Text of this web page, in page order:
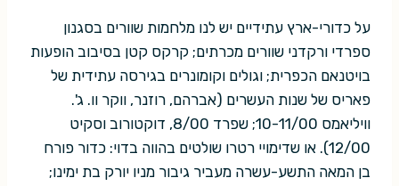
על כדורי-ארץ עתידיים יש לנו מלחמות שוורים בסגנון
ספרדי ורקדני שוורים מכרתים; קרקס קטן בסיבוב הופעות
בויטנאם הכפרית; וגולים וקומונרים בגירסה עתידית של
פאריס של שנות העשרים (אברהם, רוזנר, ווקר וו. ג'.
וויליאמס 10-11/00; שפרד 8/00, דוקטורוב וסקיט
12/00). או שדימויי רטרו שולטים בהווה בדוי: כדור פורח
בן המאה התשע-עשרה מעביר גיבור מניו יורק בת ימינו;